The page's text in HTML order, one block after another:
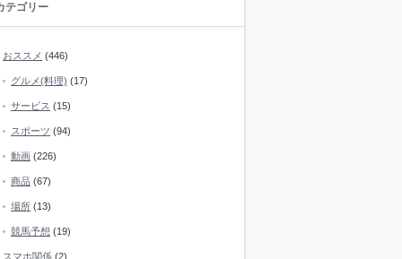
テゴリー
おススメ (446)
グルメ(料理) (17)
サービス (15)
スポーツ (94)
動画 (226)
商品 (67)
場所 (13)
競馬予想 (19)
スマホ関係 (2)